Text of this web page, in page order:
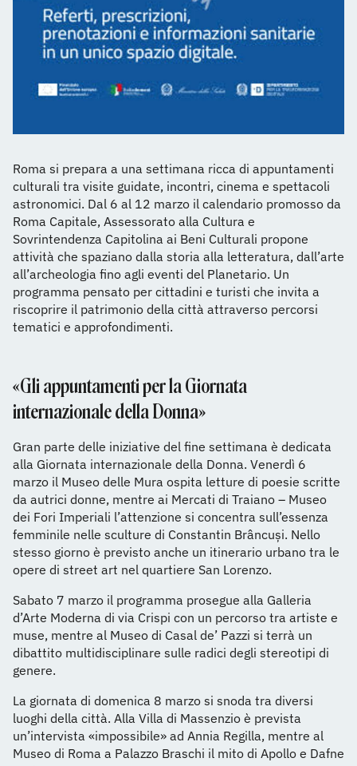
Roma si prepara a una settimana ricca di appuntamenti
culturali tra visite guidate, incontri, cinema e spettacoli
astronomici. Dal 6 al 12 marzo il calendario promosso da
Roma Capitale, Assessorato alla Cultura e
Sovrintendenza Capitolina ai Beni Culturali propone
attività che spaziano dalla storia alla letteratura, dall’arte
all’archeologia fino agli eventi del Planetario. Un
programma pensato per cittadini e turisti che invita a
riscoprire il patrimonio della città attraverso percorsi
tematici e approfondimenti.
«Gli appuntamenti per la Giornata
internazionale della Donna»
Gran parte delle iniziative del fine settimana è dedicata
alla Giornata internazionale della Donna. Venerdì 6
marzo il Museo delle Mura ospita letture di poesie scritte
da autrici donne, mentre ai Mercati di Traiano – Museo
dei Fori Imperiali l’attenzione si concentra sull’essenza
femminile nelle sculture di Constantin Brâncuși. Nello
stesso giorno è previsto anche un itinerario urbano tra le
opere di street art nel quartiere San Lorenzo.
Sabato 7 marzo il programma prosegue alla Galleria
d’Arte Moderna di via Crispi con un percorso tra artiste e
muse, mentre al Museo di Casal de’ Pazzi si terrà un
dibattito multidisciplinare sulle radici degli stereotipi di
genere.
La giornata di domenica 8 marzo si snoda tra diversi
luoghi della città. Alla Villa di Massenzio è prevista
un’intervista «impossibile» ad Annia Regilla, mentre al
Museo di Roma a Palazzo Braschi il mito di Apollo e Dafne